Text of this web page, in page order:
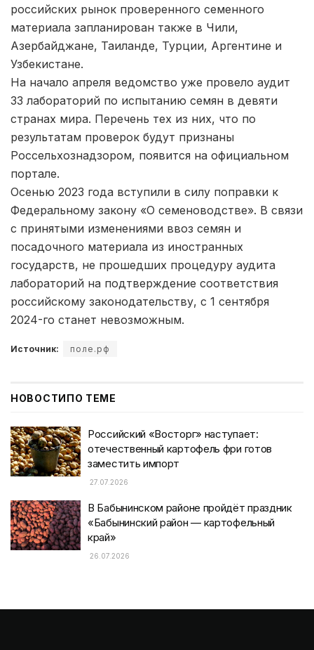
российских рынок проверенного семенного
материала запланирован также в Чили,
Азербайджане, Таиланде, Турции, Аргентине и
Узбекистане.
На начало апреля ведомство уже провело аудит
33 лабораторий по испытанию семян в девяти
странах мира. Перечень тех из них, что по
результатам проверок будут признаны
Россельхознадзором, появится на официальном
портале.
Осенью 2023 года вступили в силу поправки к
Федеральному закону «О семеноводстве». В связи
с принятыми изменениями ввоз семян и
посадочного материала из иностранных
государств, не прошедших процедуру аудита
лабораторий на подтверждение соответствия
российскому законодательству, с 1 сентября
2024-го станет невозможным.
Источник: поле.рф
НОВОСТИПО ТЕМЕ
Российский «Восторг» наступает:
отечественный картофель фри готов
заместить импорт
27.07.2026
В Бабынинском районе пройдёт праздник
«Бабынинский район — картофельный
край»
26.07.2026